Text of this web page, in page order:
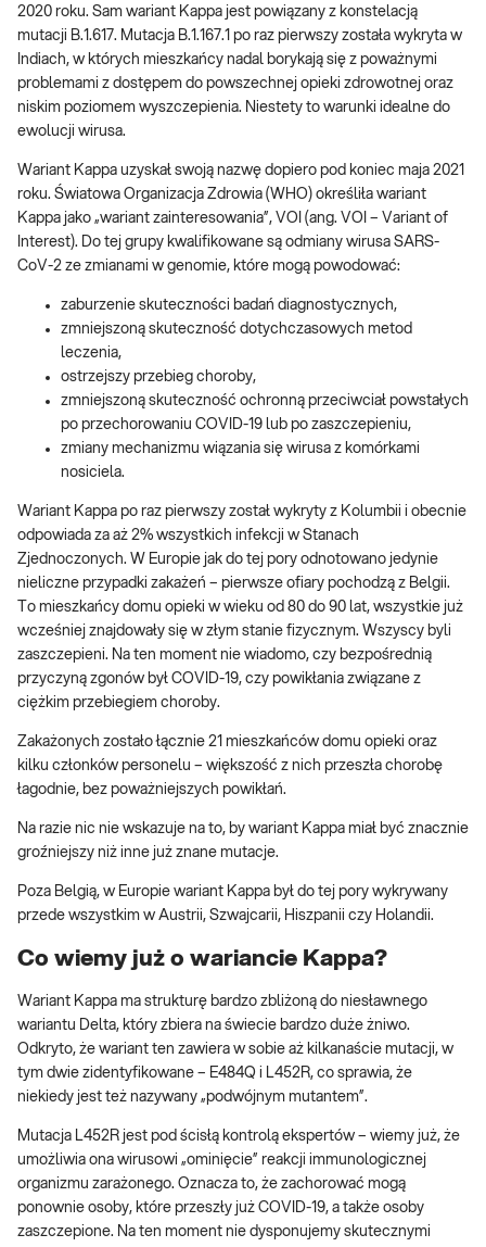
2020 roku. Sam wariant Kappa jest powiązany z konstelacją
mutacji B.1.617. Mutacja B.1.167.1 po raz pierwszy została wykryta w
Indiach, w których mieszkańcy nadal borykają się z poważnymi
problemami z dostępem do powszechnej opieki zdrowotnej oraz
niskim poziomem wyszczepienia. Niestety to warunki idealne do
ewolucji wirusa.
Wariant Kappa uzyskał swoją nazwę dopiero pod koniec maja 2021
roku. Światowa Organizacja Zdrowia (WHO) określiła wariant
Kappa jako „wariant zainteresowania”, VOI (ang. VOI – Variant of
Interest). Do tej grupy kwalifikowane są odmiany wirusa SARS-
CoV-2 ze zmianami w genomie, które mogą powodować:
zaburzenie skuteczności badań diagnostycznych,
zmniejszoną skuteczność dotychczasowych metod
leczenia,
ostrzejszy przebieg choroby,
zmniejszoną skuteczność ochronną przeciwciał powstałych
po przechorowaniu COVID-19 lub po zaszczepieniu,
zmiany mechanizmu wiązania się wirusa z komórkami
nosiciela.
Wariant Kappa po raz pierwszy został wykryty z Kolumbii i obecnie
odpowiada za aż 2% wszystkich infekcji w Stanach
Zjednoczonych. W Europie jak do tej pory odnotowano jedynie
nieliczne przypadki zakażeń – pierwsze ofiary pochodzą z Belgii.
To mieszkańcy domu opieki w wieku od 80 do 90 lat, wszystkie już
wcześniej znajdowały się w złym stanie fizycznym. Wszyscy byli
zaszczepieni. Na ten moment nie wiadomo, czy bezpośrednią
przyczyną zgonów był COVID-19, czy powikłania związane z
ciężkim przebiegiem choroby.
Zakażonych zostało łącznie 21 mieszkańców domu opieki oraz
kilku członków personelu – większość z nich przeszła chorobę
łagodnie, bez poważniejszych powikłań.
Na razie nic nie wskazuje na to, by wariant Kappa miał być znacznie
groźniejszy niż inne już znane mutacje.
Poza Belgią, w Europie wariant Kappa był do tej pory wykrywany
przede wszystkim w Austrii, Szwajcarii, Hiszpanii czy Holandii.
Co wiemy już o wariancie Kappa?
Wariant Kappa ma strukturę bardzo zbliżoną do niesławnego
wariantu Delta, który zbiera na świecie bardzo duże żniwo.
Odkryto, że wariant ten zawiera w sobie aż kilkanaście mutacji, w
tym dwie zidentyfikowane – E484Q i L452R, co sprawia, że
niekiedy jest też nazywany „podwójnym mutantem”.
Mutacja L452R jest pod ścisłą kontrolą ekspertów – wiemy już, że
umożliwia ona wirusowi „ominięcie” reakcji immunologicznej
organizmu zarażonego. Oznacza to, że zachorować mogą
ponownie osoby, które przeszły już COVID-19, a także osoby
zaszczepione. Na ten moment nie dysponujemy skutecznymi